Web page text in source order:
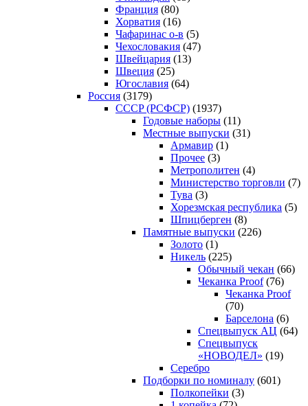
Франция (80)
Хорватия (16)
Чафаринас о-в (5)
Чехословакия (47)
Швейцария (13)
Швеция (25)
Югославия (64)
Россия (3179)
CCCP (РСФСР) (1937)
Годовые наборы (11)
Местные выпуски (31)
Армавир (1)
Прочее (3)
Метрополитен (4)
Министерство торговли (7)
Тува (3)
Хорезмская республика (5)
Шпицберген (8)
Памятные выпуски (226)
Золото (1)
Никель (225)
Обычный чекан (66)
Чеканка Proof(76)
Чеканка Proof
(70)
Барселона (6)
Спецвыпуск АЦ (64)
Спецвыпуск
«НОВОДЕЛ» (19)
Серебро
Подборки по номиналу (601)
Полкопейки (3)